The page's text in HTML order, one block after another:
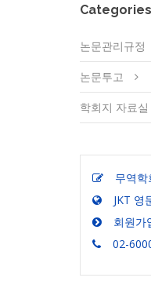
Categories
논문관리규정
논문투고
학회지 자료실
무역
JKT 영
회원가
02-